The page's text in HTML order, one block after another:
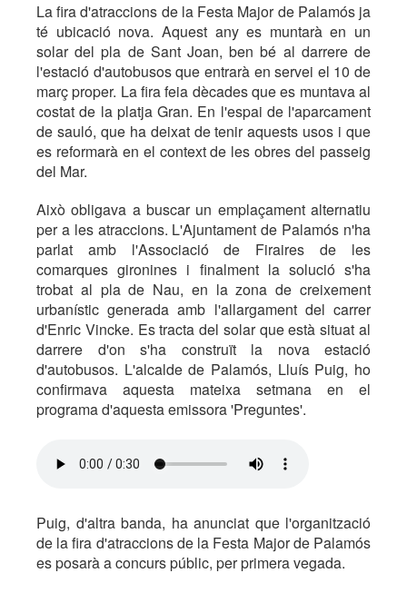
La fira d'atraccions de la Festa Major de Palamós ja
té ubicació nova. Aquest any es muntarà en un
solar del pla de Sant Joan, ben bé al darrere de
l'estació d'autobusos que entrarà en servei el 10 de
març proper. La fira feia dècades que es muntava al
costat de la platja Gran. En l'espai de l'aparcament
de sauló, que ha deixat de tenir aquests usos i que
es reformarà en el context de les obres del passeig
del Mar.
Això obligava a buscar un emplaçament alternatiu
per a les atraccions. L'Ajuntament de Palamós n'ha
parlat amb l'Associació de Firaires de les
comarques gironines i finalment la solució s'ha
trobat al pla de Nau, en la zona de creixement
urbanístic generada amb l'allargament del carrer
d'Enric Vincke. Es tracta del solar que està situat al
darrere d'on s'ha construït la nova estació
d'autobusos. L'alcalde de Palamós, Lluís Puig, ho
confirmava aquesta mateixa setmana en el
programa d'aquesta emissora 'Preguntes'.
Puig, d'altra banda, ha anunciat que l'organització
de la fira d'atraccions de la Festa Major de Palamós
es posarà a concurs públic, per primera vegada.